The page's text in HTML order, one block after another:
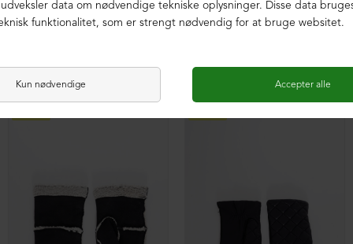
Handske i lammeskind